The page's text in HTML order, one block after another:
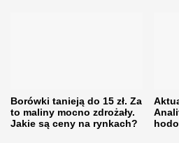
Borówki tanieją do 15 zł. Za
to maliny mocno zdrożały.
Jakie są ceny na rynkach?